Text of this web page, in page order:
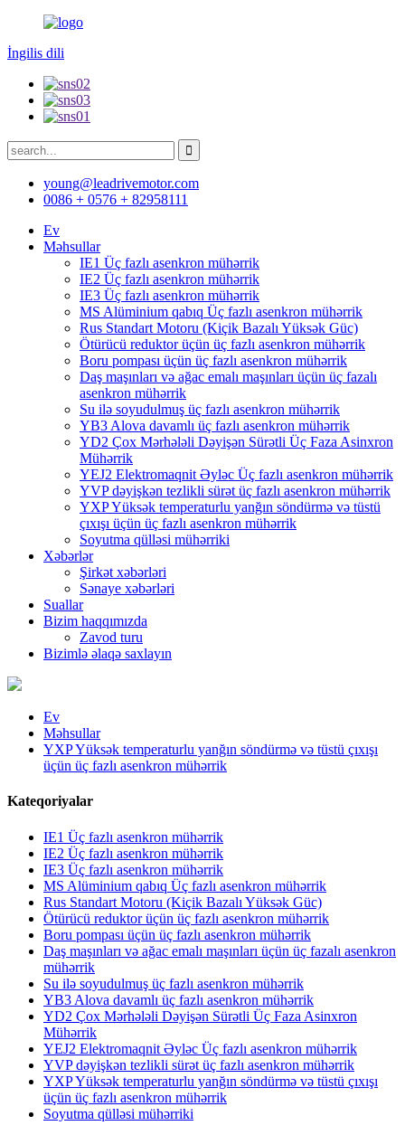
İngilis dili
young@leadrivemotor.com
0086 + 0576 + 82958111
Ev
Məhsullar
IE1 Üç fazlı asenkron mühərrik
IE2 Üç fazlı asenkron mühərrik
IE3 Üç fazlı asenkron mühərrik
MS Alüminium qabıq Üç fazlı asenkron mühərrik
Rus Standart Motoru (Kiçik Bazalı Yüksək Güc)
Ötürücü reduktor üçün üç fazlı asenkron mühərrik
Boru pompası üçün üç fazlı asenkron mühərrik
Daş maşınları və ağac emalı maşınları üçün üç fazalı
asenkron mühərrik
Su ilə soyudulmuş üç fazlı asenkron mühərrik
YB3 Alova davamlı üç fazlı asenkron mühərrik
YD2 Çox Mərhələli Dəyişən Sürətli Üç Faza Asinxron
Mühərrik
YEJ2 Elektromaqnit Əyləc Üç fazlı asenkron mühərrik
YVP dəyişkən tezlikli sürət üç fazlı asenkron mühərrik
YXP Yüksək temperaturlu yanğın söndürmə və tüstü
çıxışı üçün üç fazlı asenkron mühərrik
Soyutma qülləsi mühərriki
Xəbərlər
Şirkət xəbərləri
Sənaye xəbərləri
Suallar
Bizim haqqımızda
Zavod turu
Bizimlə əlaqə saxlayın
Ev
Məhsullar
YXP Yüksək temperaturlu yanğın söndürmə və tüstü çıxışı
üçün üç fazlı asenkron mühərrik
Kateqoriyalar
IE1 Üç fazlı asenkron mühərrik
IE2 Üç fazlı asenkron mühərrik
IE3 Üç fazlı asenkron mühərrik
MS Alüminium qabıq Üç fazlı asenkron mühərrik
Rus Standart Motoru (Kiçik Bazalı Yüksək Güc)
Ötürücü reduktor üçün üç fazlı asenkron mühərrik
Boru pompası üçün üç fazlı asenkron mühərrik
Daş maşınları və ağac emalı maşınları üçün üç fazalı asenkron
mühərrik
Su ilə soyudulmuş üç fazlı asenkron mühərrik
YB3 Alova davamlı üç fazlı asenkron mühərrik
YD2 Çox Mərhələli Dəyişən Sürətli Üç Faza Asinxron
Mühərrik
YEJ2 Elektromaqnit Əyləc Üç fazlı asenkron mühərrik
YVP dəyişkən tezlikli sürət üç fazlı asenkron mühərrik
YXP Yüksək temperaturlu yanğın söndürmə və tüstü çıxışı
üçün üç fazlı asenkron mühərrik
Soyutma qülləsi mühərriki